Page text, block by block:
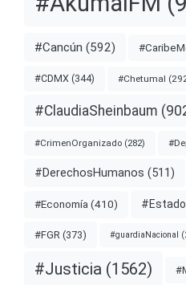
#Cancún (592)
#CDMX (344) #Chetumal
#ClaudiaSheinbaum
#CrimenOrganizado (282)
#DerechosHumanos (511)
#Economía (410)
#FGR (373) #guardiaNacional
#Justicia (1562)